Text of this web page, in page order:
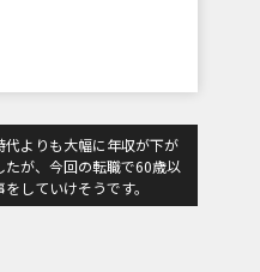
代よりも大幅に年収が下が
たが、今回の転職で60歳以
していけそうです。